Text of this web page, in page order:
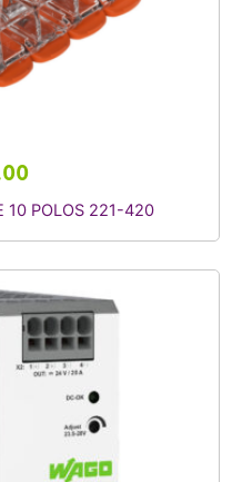
10 POLOS 221-420